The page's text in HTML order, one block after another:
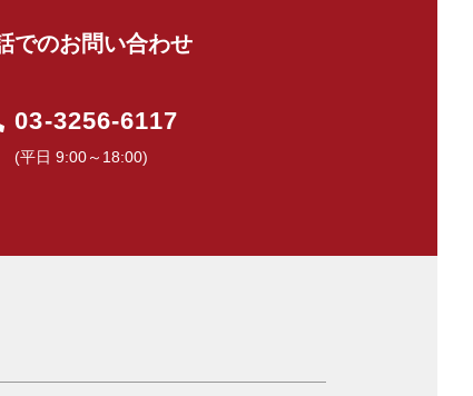
でのお問い合わせ
03-3256-6117
(平日 9:00～18:00)